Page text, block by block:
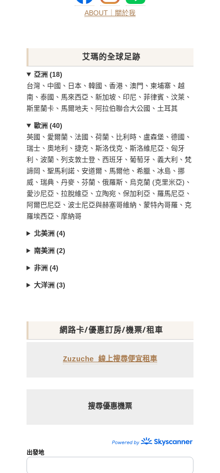
ABOUT｜關於我
艾瑪的全球足跡
亞洲 (18)
台灣、中國、日本、韓國、香港、澳門、柬埔寨、越
南、泰國、馬來西亞、新加坡、印尼、菲律賓、汶萊、
斯里蘭卡、馬爾地夫、阿拉伯聯合大公國、土耳其
歐洲 (40)
英國、愛爾蘭、法國、荷蘭、比利時、盧森堡、德國、
瑞士、奧地利、捷克、斯洛伐克、斯洛維尼亞、匈牙
利、波蘭、列支敦士登、西班牙、葡萄牙、義大利、梵
諦岡、聖馬利諾、安道爾、馬爾他、希臘、冰島、挪
威、瑞典、丹麥、芬蘭、俄羅斯、烏克蘭 (克里米亞)、
愛沙尼亞、拉脫維亞、立陶宛、保加利亞、羅馬尼亞、
阿爾巴尼亞、波士尼亞與赫塞哥維納、蒙特內哥羅、克
羅埃西亞、摩納哥
北美洲 (4)
南美洲 (2)
非洲 (4)
大洋洲 (3)
網路卡/優惠訂房/機票/租車
Zuzuche 線上搜尋便宜租車
搜尋優惠機票